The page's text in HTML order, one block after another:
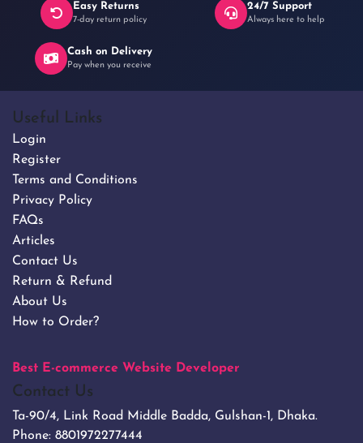
Easy Returns
7-day return policy
24/7 Support
Always here to help
Cash on Delivery
Pay when you receive
Useful Links
Login
Register
Terms and Conditions
Privacy Policy
FAQs
Articles
Contact Us
Return & Refund
About Us
How to Order?
Best E-commerce Website Developer
Contact Us
Ta-90/4, Link Road Middle Badda, Gulshan-1, Dhaka.
Phone: 8801972277444